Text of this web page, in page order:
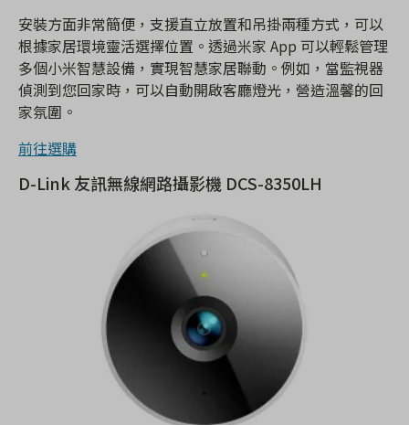
安裝方面非常簡便，支援直立放置和吊掛兩種方式，可以
根據家居環境靈活選擇位置。透過米家 App 可以輕鬆管理
多個小米智慧設備，實現智慧家居聯動。例如，當監視器
偵測到您回家時，可以自動開啟客廳燈光，營造溫馨的回
家氛圍。
前往選購
D-Link 友訊無線網路攝影機 DCS-8350LH